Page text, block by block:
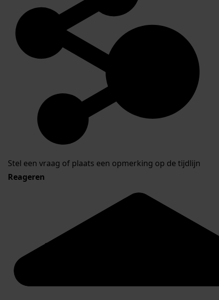
Stel een vraag of plaats een opmerking op de tijdlijn
Reageren